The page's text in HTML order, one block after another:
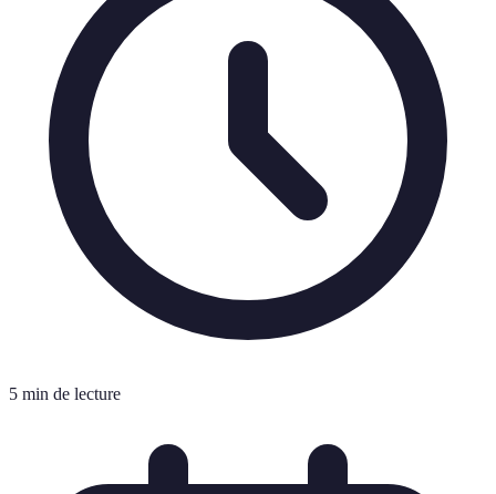
5 min de lecture